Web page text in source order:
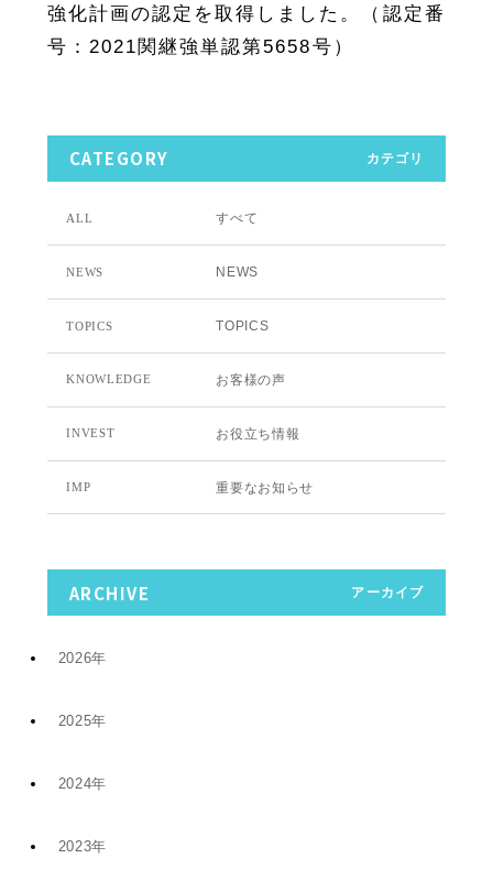
強化計画の認定を取得しました。（認定番
号：2021関継強単認第5658号）
CATEGORY カテゴリ
ALL すべて
NEWS NEWS
TOPICS TOPICS
KNOWLEDGE お客様の声
INVEST お役立ち情報
IMP 重要なお知らせ
ARCHIVE アーカイブ
2026年
7月 (9)
4月 (2)
1月 (4)
2025年
12月 (6)
11月 (5)
2024年
11月 (8)
2023年